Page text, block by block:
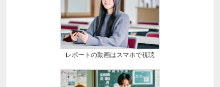
レポートの動画はスマホで視聴